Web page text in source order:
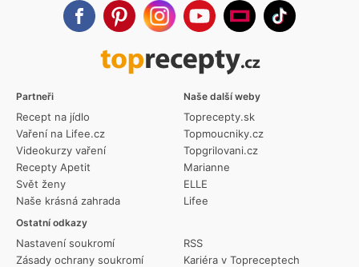
Partneři
Recept na jídlo
Vaření na Lifee.cz
Videokurzy vaření
Recepty Apetit
Svět ženy
Naše krásná zahrada
Ostatní odkazy
Nastavení soukromí
Zásady ochrany soukromí
RSS
Kariéra v Topreceptech
Naše další weby
Toprecepty.sk
Topmoucniky.cz
Topgrilovani.cz
Marianne
ELLE
Lifee